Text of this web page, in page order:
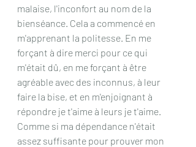
malaise, l'inconfort au nom de la
bienséance. Cela a commencé en
m'apprenant la politesse. En me
forçant à dire merci pour ce qui
m'était dû, en me forçant à être
agréable avec des inconnus, à leur
faire la bise, et en m'enjoignant à
répondre je t'aime à leurs je t'aime.
Comme si ma dépendance n'était
assez suffisante pour prouver mon